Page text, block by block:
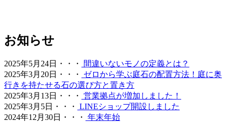
を両立した人工芝が非常におすすめです。ベランダや屋
上、お庭の一部に敷くことで、足腰への負担を軽減しつ
つ、雨の日でも手足を汚さずに遊べる専用ドッグランが完
成します。当社の人工芝は高密度で耐久性が高いため、大
型犬が走り回っても簡単にはへたりません。防臭対策や、
排泄物があった際の清掃のしやすさについても、飼い主様
の飼育状況に合わせた最適なプランをご提案させていただ
きます。ペットも家族の一員として、ストレスなく自由に
お知らせ
2025年5月24日・・・
間違いないモノの定義とは？
2025年3月20日・・・
ゼロから学ぶ庭石の配置方法！庭に奥
行きを持たせる石の選び方と置き方
2025年3月13日・・・ 営業拠点が増加しました！
2025年3月5日・・・ LINEショップ開設しました
2024年12月30日・・・ 年末年始